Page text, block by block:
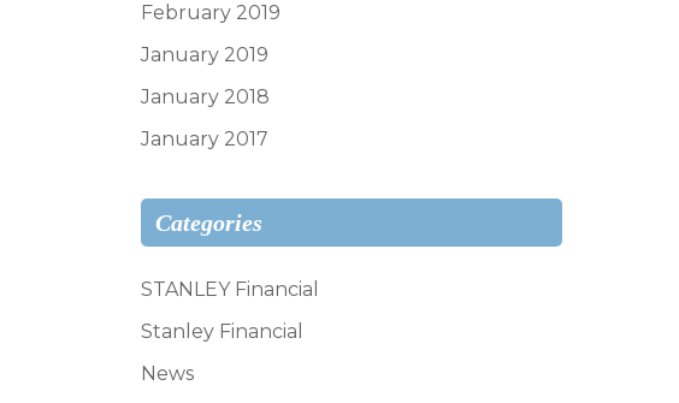
February 2019
January 2019
January 2018
January 2017
Categories
STANLEY Financial
Stanley Financial
News